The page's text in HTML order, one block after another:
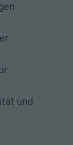
und